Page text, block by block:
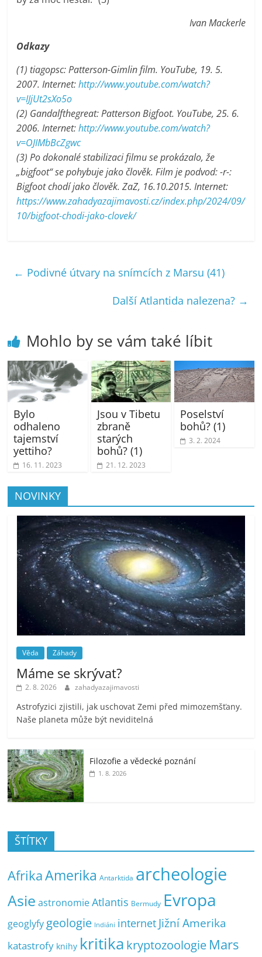
Ivan Mackerle
Odkazy
(1) tiagopsc: Patterson-Gimlin film. YouTube, 19. 5.
2007. Internet:http://www.youtube.com/watch?
v=IJjUt2sXo5o
(2) Gandalfthegreat: Patterson Bigfoot. YouTube, 25. 6.
2006. Internet:http://www.youtube.com/watch?
v=OJIMbBcZgwc
(3) Po dokonalé stabilizaci filmu se prokázalo, že
„bigfoot“ se pohybuje jako člověk. Film je podvod: -r-:
Bigfoot chodí jako člověk. ZaZ, 16.10.2015. Internet:
https://www.zahadyazajimavosti.cz/index.php/2024/09/
10/bigfoot-chodi-jako-clovek/
← Podivné útvary na snímcích z Marsu (41)
Další Atlantida nalezena? →
Mohlo by se vám také líbit
Bylo
odhaleno
tajemství
yettiho?
16. 11. 2023
Jsou v Tibetu
zbraně
starých
bohů? (1)
21. 12. 2023
Poselství
bohů? (1)
3. 2. 2024
NOVINKY
Věda Záhady
Máme se skrývat?
2. 8. 2026 zahadyazajimavosti
Astrofyzici zjistili, jak uschovat Zemi před mimozemšťany.
Naše planeta může být neviditelná
Filozofie a vědecké poznání
1. 8. 2026
ŠTÍTKY
AfrikaAmerika Antarktida archeologie
Asie astronomie Atlantis Bermudy Evropa
geoglyfy geologie Indiáni internet Jižní Amerika
katastrofy knihy kritika kryptozoologie Mars